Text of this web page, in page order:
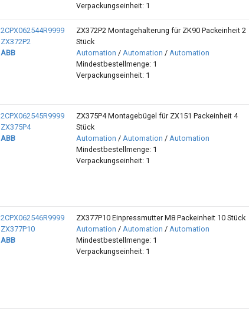
Verpackungseinheit: 1
2CPX062544R9999
ZX372P2
ABB
ZX372P2 Montagehalterung für ZK90 Packeinheit 2
Stück
Automation / Automation / Automation
Mindestbestellmenge: 1
Verpackungseinheit: 1
2CPX062545R9999
ZX375P4
ABB
ZX375P4 Montagebügel für ZX151 Packeinheit 4
Stück
Automation / Automation / Automation
Mindestbestellmenge: 1
Verpackungseinheit: 1
2CPX062546R9999
ZX377P10
ABB
ZX377P10 Einpressmutter M8 Packeinheit 10 Stück
Automation / Automation / Automation
Mindestbestellmenge: 1
Verpackungseinheit: 1